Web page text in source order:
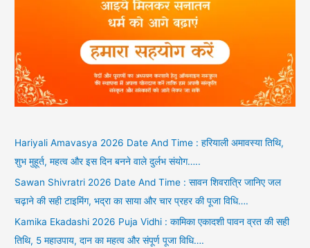
Hariyali Amavasya 2026 Date And Time : हरियाली अमावस्या तिथि,
शुभ मुहूर्त, महत्व और इस दिन बनने वाले दुर्लभ संयोग…..
Sawan Shivratri 2026 Date And Time : सावन शिवरात्रि जानिए जल
चढ़ाने की सही टाइमिंग, भद्रा का साया और चार प्रहर की पूजा विधि….
Kamika Ekadashi 2026 Puja Vidhi : कामिका एकादशी पावन व्रत की सही
तिथि, 5 महाउपाय, दान का महत्व और संपूर्ण पूजा विधि….